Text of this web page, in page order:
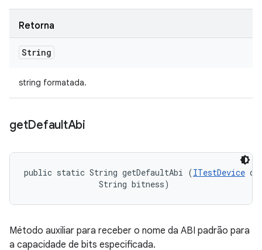
Retorna
String
string formatada.
getDefaultAbi
public static String getDefaultAbi (ITestDevice
                String bitness)
Método auxiliar para receber o nome da ABI padrão para
a capacidade de bits especificada.